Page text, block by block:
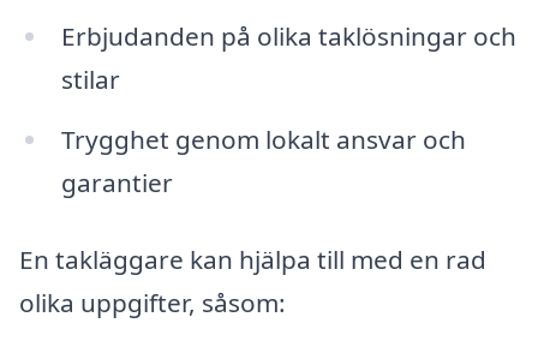
Erbjudanden på olika taklösningar och
stilar
Trygghet genom lokalt ansvar och
garantier
En takläggare kan hjälpa till med en rad
olika uppgifter, såsom: